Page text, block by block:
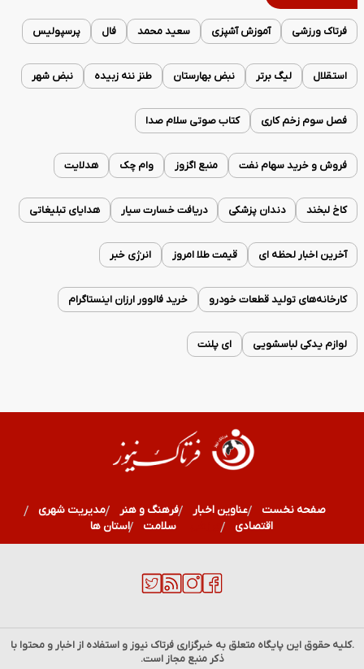
فرتاک ورزشی آموزش آشپزی سعید محمد فال پرسپولیس
استقلال لیگ برتر نبض بهارستان طنز ننه زبیده نبض شهر
فصل سوم زخم کاری کتاب صوتی سلام صدا
فروش و خرید سهام نفت منبع اگزوز وام چک هدلایت
کاخ لبخند دندان پزشکی دریافت خسارت سیار هدایای تبلیغاتی
آخرین اخبار لحظه ای قیمت طلا امروز انرژی خبر
کارخانه‌های تولید قطعات خودرو خرید فالوور ارزان اینستاگرام
لوازم یدکی لباسشویی ای پلنت
صفحه نخست عناوین اخبار فرهنگ و هنر
مدیریت شهری
اقتصادی
ورزشی سلامت استان ها
.کلیه حقوق این پایگاه متعلق به خبرگزاریفرتاک نیوز و استفاده از اخبار و محتوا با
ذکر منبع مجاز است.